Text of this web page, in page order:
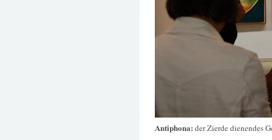
Antiphona: der Zierde dienendes